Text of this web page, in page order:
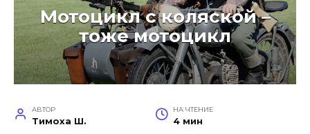
Мотоцикл с коляской –
тоже мотоцикл
АВТОР
Тимоха Ш.
НА ЧТЕНИЕ
4 мин